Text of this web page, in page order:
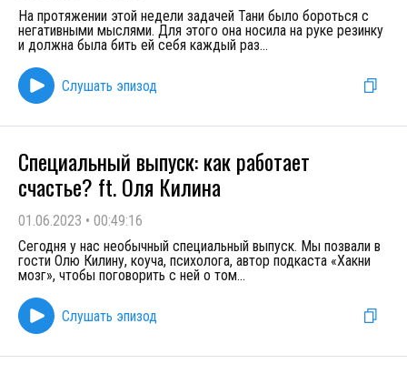
На протяжении этой недели задачей Тани было бороться с
негативными мыслями. Для этого она носила на руке резинку
и должна была бить ей себя каждый раз...
Слушать эпизод
Специальный выпуск: как работает
счастье? ft. Оля Килина
01.06.2023 • 00:49:16
Сегодня у нас необычный специальный выпуск. Мы позвали в
гости Олю Килину, коуча, психолога, автор подкаста «Хакни
мозг», чтобы поговорить с ней о том...
Слушать эпизод